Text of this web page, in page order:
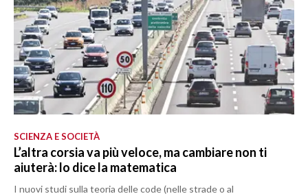
SCIENZA E SOCIETÀ
L’altra corsia va più veloce, ma cambiare non ti
aiuterà: lo dice la matematica
I nuovi studi sulla teoria delle code (nelle strade o al